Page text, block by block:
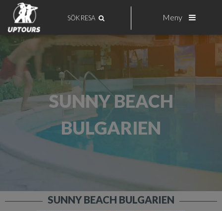
SÖK RESA Meny
SUNNY BEACH
BULGARIEN
SUNNY BEACH BULGARIEN